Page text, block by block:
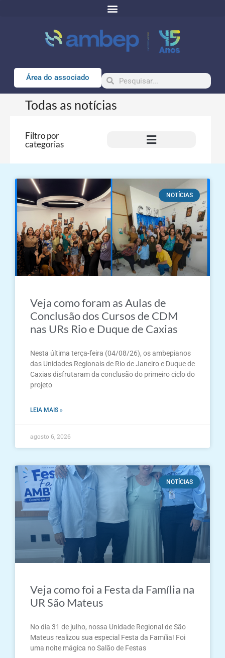
Área do associado
Todas as notícias
Filtro por
categorias
NOTÍCIAS
Veja como foram as Aulas de
Conclusão dos Cursos de CDM
nas URs Rio e Duque de Caxias
Nesta última terça-feira (04/08/26), os ambepianos
das Unidades Regionais de Rio de Janeiro e Duque de
Caxias disfrutaram da conclusão do primeiro ciclo do
projeto
LEIA MAIS »
agosto 6, 2026
NOTÍCIAS
Veja como foi a Festa da Família na
UR São Mateus
No dia 31 de julho, nossa Unidade Regional de São
Mateus realizou sua especial Festa da Família! Foi
uma noite mágica no Salão de Festas